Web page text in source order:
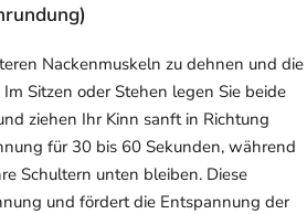
Nackenmuskeln zu dehnen und die
Sitzen oder Stehen legen Sie beide
ziehen Ihr Kinn sanft in Richtung
für 30 bis 60 Sekunden, während
Schultern unten bleiben. Diese
und fördert die Entspannung der